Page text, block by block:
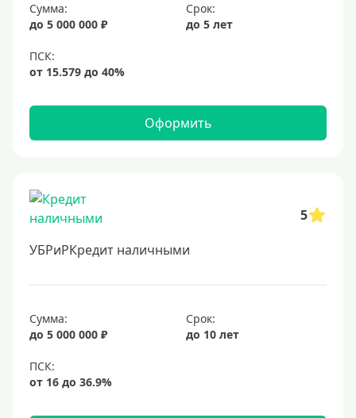
Сумма:
до 5 000 000 ₽
Срок:
до 5 лет
Оформить
5
УБРиРКредит наличными
Сумма:
до 5 000 000 ₽
Срок:
до 10 лет